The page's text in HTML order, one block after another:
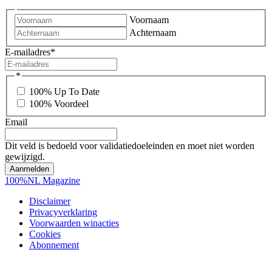
Voornaam
Achternaam
E-mailadres*
*
100% Up To Date
100% Voordeel
Email
Dit veld is bedoeld voor validatiedoeleinden en moet niet worden
gewijzigd.
100%NL Magazine
Disclaimer
Privacyverklaring
Voorwaarden winacties
Cookies
Abonnement